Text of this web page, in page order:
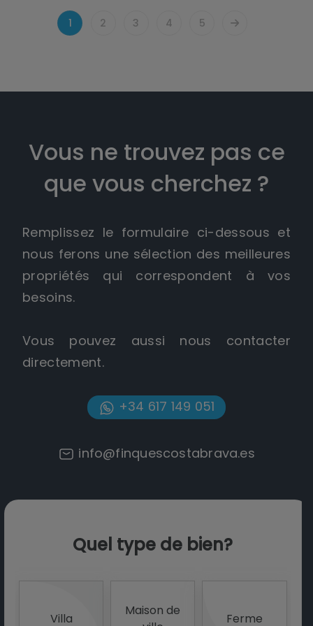
1 2 3 4 5
Vous ne trouvez pas ce
que vous cherchez ?
Remplissez le formulaire ci-dessous et
nous ferons une sélection des meilleures
propriétés qui correspondent à vos
besoins.
Vous pouvez aussi nous contacter
directement.
+34 617 149 051
info@finquescostabrava.es
Quel type de bien?
Villa
Maison de
Ferme